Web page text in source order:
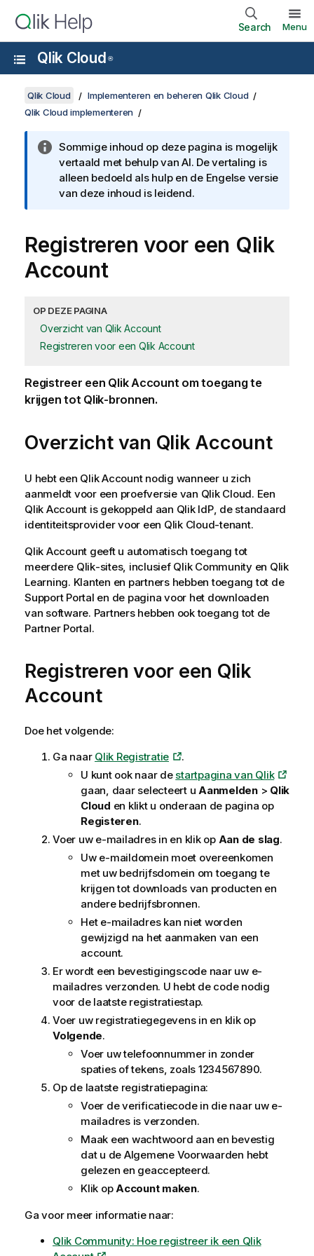
Search Menu
Qlik Cloud ®
Qlik Cloud
Implementeren en beheren Qlik Cloud
Qlik Cloud implementeren
Sommige inhoud op deze pagina is mogelijk
vertaald met behulp van AI. De vertaling is
alleen bedoeld als hulp en de Engelse versie
van deze inhoud is leidend.
Registreren voor een Qlik
Account
OP DEZE PAGINA
Overzicht van Qlik Account
Registreren voor een Qlik Account
Registreer een Qlik Accountom toegang te
krijgen tot Qlik-bronnen.
Overzicht van Qlik Account
U hebt een Qlik Accountnodig wanneer u zich
aanmeldt voor een proefversie van Qlik Cloud. Een
Qlik Account is gekoppeld aan Qlik IdP, de standaard
identiteitsprovider voor een Qlik Cloud-tenant.
Qlik Account geeft u automatisch toegang tot
meerdere Qlik-sites, inclusief QlikCommunity en Qlik
Learning. Klanten en partners hebben toegang tot de
Support Portal en de pagina voor het downloaden
van software. Partners hebben ook toegang tot de
Partner Portal.
Registreren voor een Qlik
Account
Doe het volgende:
Ga naar Qlik Registratie
.
U kunt ook naar de startpagina van Qlik
gaan, daar selecteert u Aanmelden> Qlik
Cloud en klikt u onderaan de pagina op
Registeren.
Voer uw e-mailadres in en klik op Aan de slag.
Uw e-maildomein moet overeenkomen
met uw bedrijfsdomein om toegang te
krijgen tot downloads van producten en
andere bedrijfsbronnen.
Het e-mailadres kan niet worden
gewijzigd na het aanmaken van een
account.
Er wordt een bevestigingscode naar uw e-
mailadres verzonden. U hebt de code nodig
voor de laatste registratiestap.
Voer uw registratiegegevens in en klik op
Volgende.
Voer uw telefoonnummer in zonder
spaties of tekens, zoals 1234567890.
Op de laatste registratiepagina:
Voer de verificatiecode in die naar uw e-
mailadres is verzonden.
Maak een wachtwoord aan en bevestig
dat u de Algemene Voorwaarden hebt
gelezen en geaccepteerd.
Klik opAccount maken.
Ga voor meer informatie naar:
Qlik Community: Hoe registreer ik een Qlik